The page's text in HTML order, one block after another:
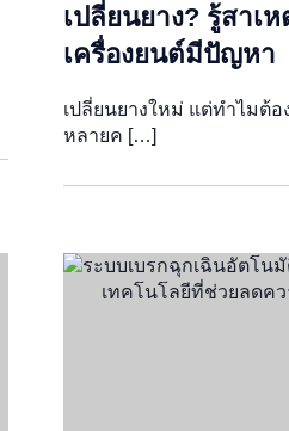
เปลี่ยนยาง? รู้สาเ
เครื่องยนต์มีปัญหา
เปลี่ยนยางใหม่ แต่ทำไมต้
หลายค […]